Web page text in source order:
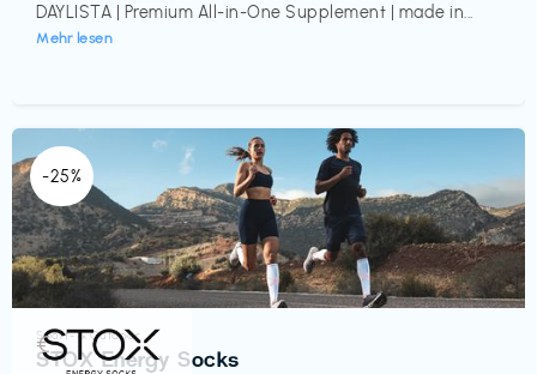
DAYLISTA | Premium All-in-One Supplement | made in...
Mehr lesen
-25%
Sport- & Outdoor
STOX Energy Socks
€‎